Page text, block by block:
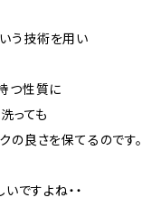
う技術を用い
つ性質に
っても
の良さを保てるのです。
ですよね・・